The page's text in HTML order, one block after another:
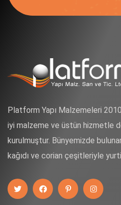
Platform Yapı Malzemeleri 2010
iyi malzeme ve üstün hizmetle
kurulmuştur. Bünyemizde
kağıdı ve corian çeşitleriyle